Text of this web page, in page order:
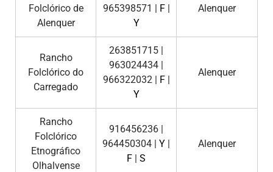
Folclórico de
Alenquer
965398571 | F|
Y
Alenquer
Rancho
Folclórico do
Carregado
263851715 |
963024434 |
966322032 | F|
Y
Alenquer
Rancho
Folclórico
Etnográfico
Olhalvense
916456236 |
964450304 | Y |
F | S
Alenquer